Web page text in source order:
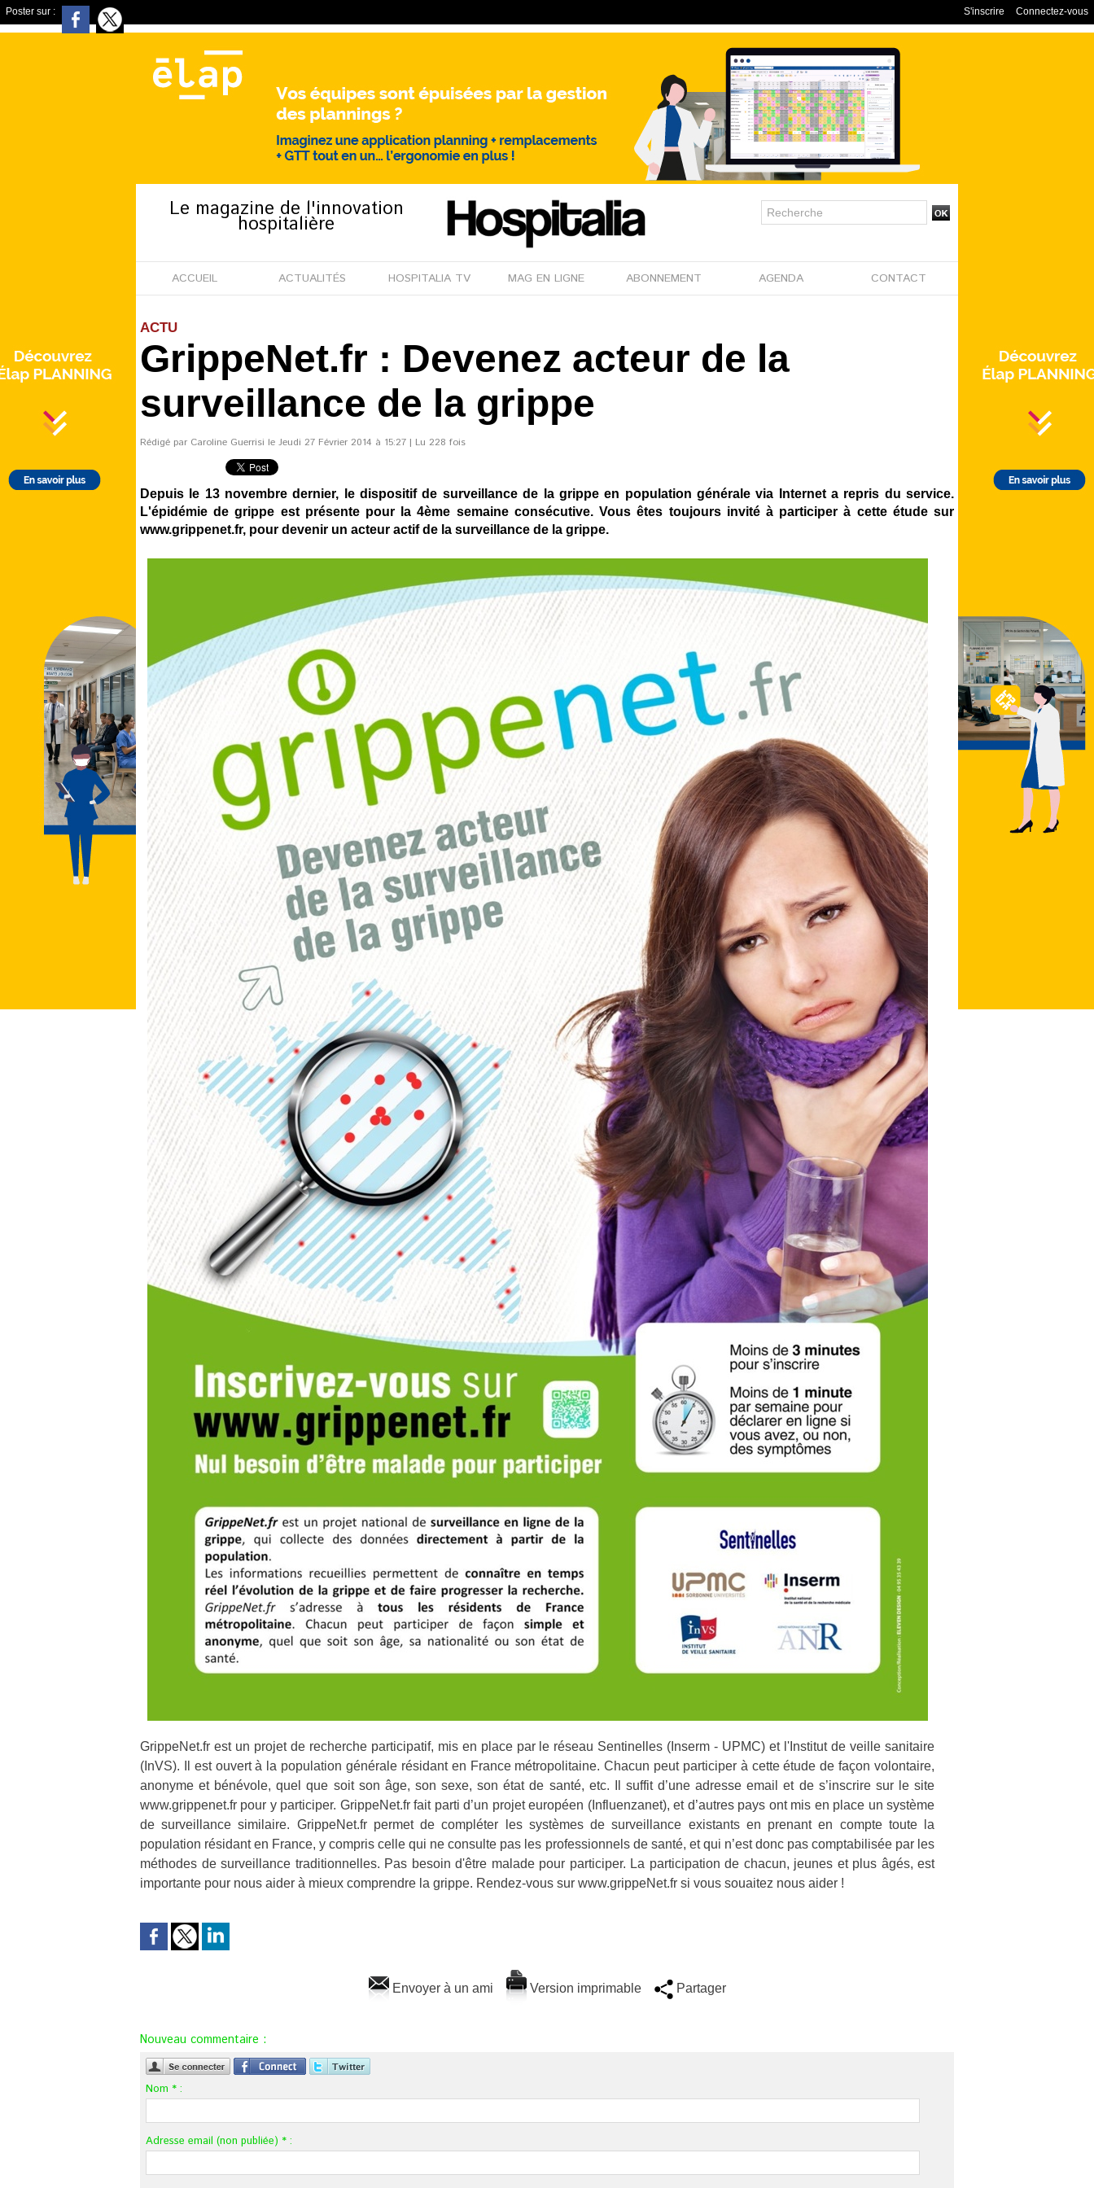
Poster sur : Connectez-vous
S'inscrire
Le magazine de l'innovation
hospitalière
ACCUEIL ACTUALITÉS HOSPITALIA TV MAG EN LIGNE ABONNEMENT AGENDA CONTACT
ACTU
GrippeNet.fr : Devenez acteur de la
surveillance de la grippe
Rédigé par Caroline Guerrisi le Jeudi 27 Février 2014 à 15:27 | Lu 228 fois
Depuis le 13 novembre dernier, le dispositif de surveillance de la grippe en population générale via Internet a repris du service.
L'épidémie de grippe est présente pour la 4ème semaine consécutive. Vous êtes toujours invité à participer à cette étude sur
www.grippenet.fr, pour devenir un acteur actif de la surveillance de la grippe.
GrippeNet.fr est un projet de recherche participatif, mis en place par le réseau Sentinelles (Inserm - UPMC) et l'Institut de veille sanitaire
(InVS). Il est ouvert à la population générale résidant en France métropolitaine. Chacun peut participer à cette étude de façon volontaire,
anonyme et bénévole, quel que soit son âge, son sexe, son état de santé, etc. Il suffit d’une adresse email et de s’inscrire sur le site
www.grippenet.fr pour y participer. GrippeNet.fr fait parti d’un projet européen (Influenzanet), et d’autres pays ont mis en place un système
de surveillance similaire. GrippeNet.fr permet de compléter les systèmes de surveillance existants en prenant en compte toute la
population résidant en France, y compris celle qui ne consulte pas les professionnels de santé, et qui n’est donc pas comptabilisée par les
méthodes de surveillance traditionnelles. Pas besoin d'être malade pour participer. La participation de chacun, jeunes et plus âgés, est
importante pour nous aider à mieux comprendre la grippe. Rendez-vous sur www.grippeNet.fr si vous souaitez nous aider !
Envoyer à un ami Version imprimable Partager
Nouveau commentaire :
Nom * :
Adresse email (non publiée) * :